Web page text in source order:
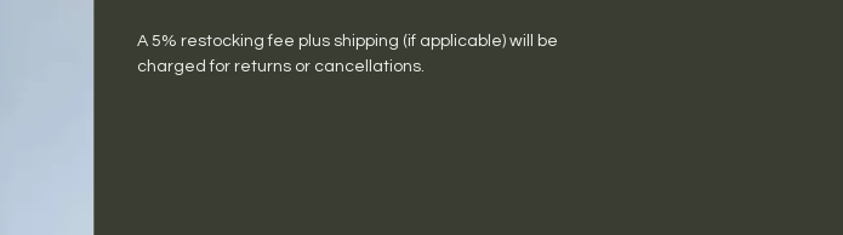
A 5% restocking fee plus shipping (if applicable) will be
charged for returns or cancellations.